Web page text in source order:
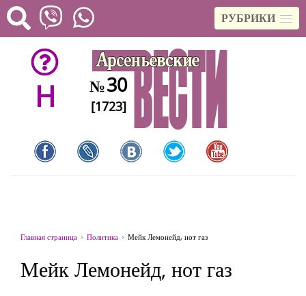
РУБРИКИ
H №30
[1723]
Главная страница Политика Мейк Лемонейд, нот газ
Мейк Лемонейд, нот газ